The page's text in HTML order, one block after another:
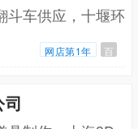
斗车供应，十堰环
网店第1年 百